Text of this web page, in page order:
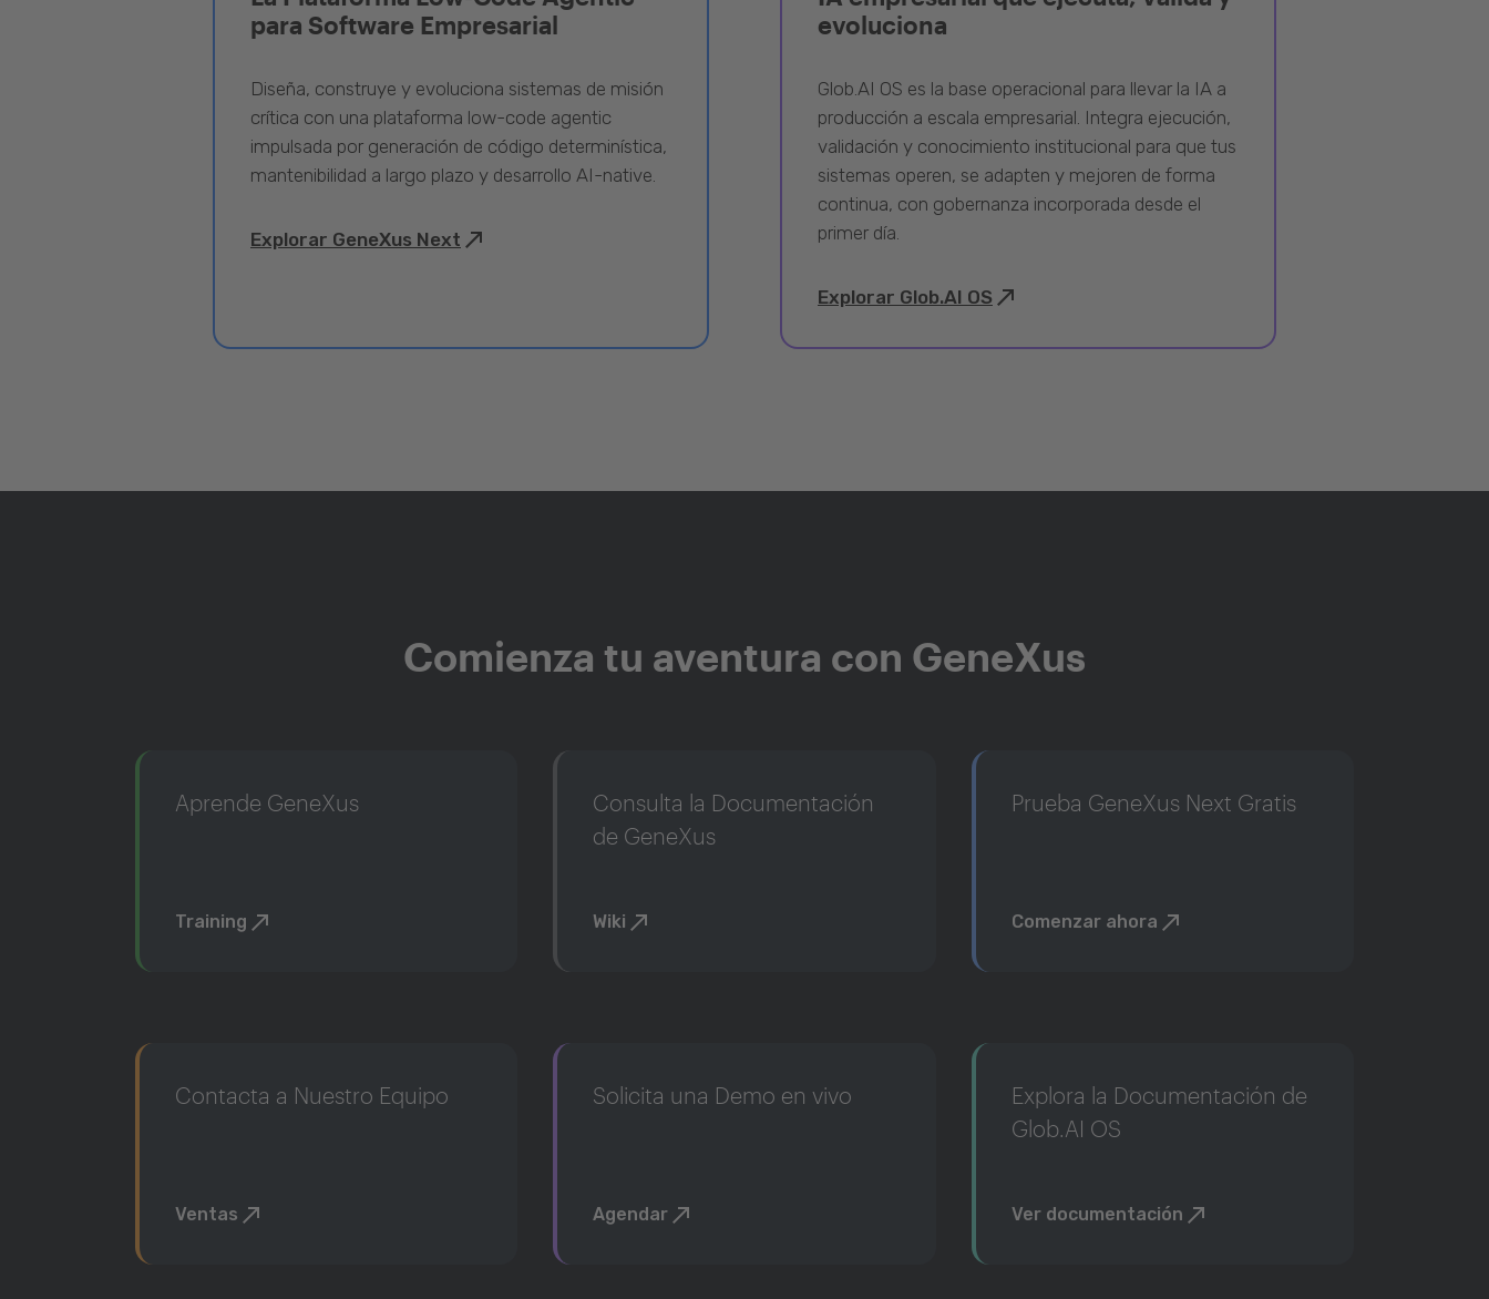
para Software Empresarial
Diseña, construye y evoluciona sistemas de misión
crítica con una plataforma low-code agentic
impulsada por generación de código determinística,
mantenibilidad a largo plazo y desarrollo AI-native.
Explorar GeneXus Next
evoluciona
Glob.AI OS es la base operacional para llevar la IA a
producción a escala empresarial. Integra ejecución,
validación y conocimiento institucional para que tus
sistemas operen, se adapten y mejoren de forma
continua, con gobernanza incorporada desde el
primer día.
Explorar Glob.AI OS
Comienza tu aventura con GeneXus
Aprende GeneXus
Training
Consulta la Documentación
de GeneXus
Wiki
Prueba GeneXus Next Gratis
Comenzar ahora
Contacta a Nuestro Equipo
Ventas
Solicita una Demo en vivo
Agendar
Explora la Documentación de
Glob.AI OS
Ver documentación